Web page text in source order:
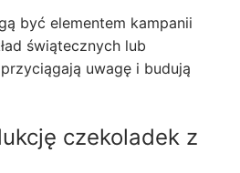
być elementem kampanii
świątecznych lub
uwagę i budują
czekoladek z